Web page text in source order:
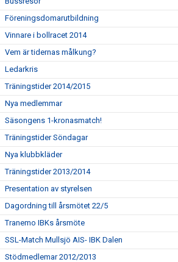
Föreningsdomarutbildning
Vinnare i bollracet 2014
Vem är tidernas målkung?
Ledarkris
Träningstider 2014/2015
Nya medlemmar
Säsongens 1-kronasmatch!
Träningstider Söndagar
Nya klubbkläder
Träningstider 2013/2014
Presentation av styrelsen
Dagordning till årsmötet 22/5
Tranemo IBKs årsmöte
SSL-Match Mullsjö AIS- IBK Dalen
Stödmedlemar 2012/2013